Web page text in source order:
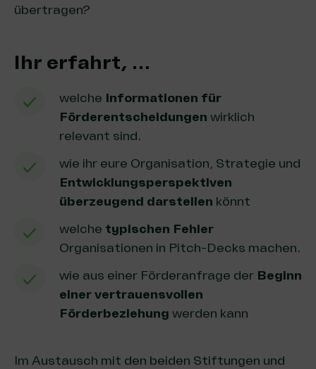
übertragen?
Ihr erfahrt, …
welche Informationen für
Förderentscheidungen wirklich
relevant sind.
wie ihr eure Organisation, Strategie und
Entwicklungsperspektiven
überzeugend darstellen könnt
welche typischen Fehler
Organisationen in Pitch-Decks machen.
wie aus einer Förderanfrage der Beginn
einer vertrauensvollen
Förderbeziehung werden kann
Im Austausch mit den beiden Stiftungen und